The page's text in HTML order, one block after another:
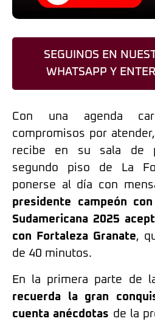
SEGUINOS EN
WHATSAPP Y
Con una agenda
compromisos por atender,
recibe en su sala de
segundo piso de La
ponerse al día con
presidente campeón
Sudamericana 2025
con Fortaleza Granate,
de 40 minutos.
En la primera parte de
recuerda la gran
cuenta anécdotas de la